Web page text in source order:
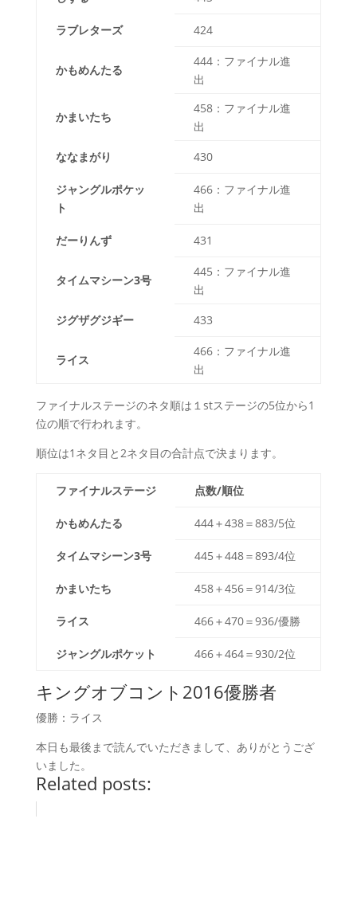
ラブレターズ 424
かもめんたる
444：ファイナル進
出
かまいたち
458：ファイナル進
出
ななまがり
430
ジャングルポケッ
ト
466：ファイナル進
出
だーりんず 431
タイムマシーン3号
445：ファイナル進
出
ジグザグジギー
433
ライス
466：ファイナル進
出
ファイナルステージのネタ順は１stステージの5位から1
位の順で行われます。
順位は1ネタ目と2ネタ目の合計点で決まります。
ファイナルステージ 点数/順位
かもめんたる 444＋438＝883/5位
タイムマシーン3号 445＋448＝893/4位
かまいたち 458＋456＝914/3位
ライス 466＋470＝936/優勝
ジャングルポケット 466＋464＝930/2位
キングオブコント2016優勝者
優勝：ライス
本日も最後まで読んでいただきまして、ありがとうござ
いました。
Related posts: